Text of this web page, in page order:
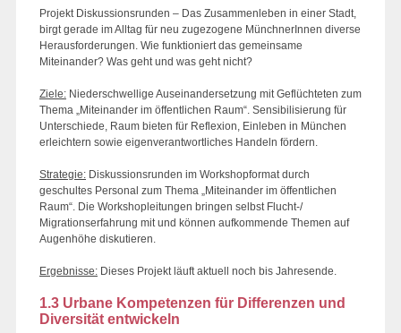
Projekt Diskussionsrunden – Das Zusammenleben in einer Stadt,
birgt gerade im Alltag für neu zugezogene MünchnerInnen diverse
Herausforderungen. Wie funktioniert das gemeinsame
Miteinander? Was geht und was geht nicht?
Ziele: Niederschwellige Auseinandersetzung mit Geflüchteten zum
Thema „Miteinander im öffentlichen Raum“. Sensibilisierung für
Unterschiede, Raum bieten für Reflexion, Einleben in München
erleichtern sowie eigenverantwortliches Handeln fördern.
Strategie: Diskussionsrunden im Workshopformat durch
geschultes Personal zum Thema „Miteinander im öffentlichen
Raum“. Die Workshopleitungen bringen selbst Flucht-/
Migrationserfahrung mit und können aufkommende Themen auf
Augenhöhe diskutieren.
Ergebnisse: Dieses Projekt läuft aktuell noch bis Jahresende.
1.3 Urbane Kompetenzen für Differenzen und
Diversität entwickeln